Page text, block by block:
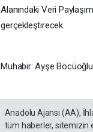
Alanındaki Veri
gerçekleştirecek.​​​
Muhabir: Ayşe
Anadolu Ajansı (AA),
tüm haberler, sitemizin